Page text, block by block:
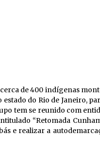
de 400 indígenas
do Rio de Janeiro,
tem se reunido com
“Retomada
e realizar a